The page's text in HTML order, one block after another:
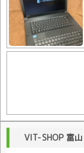
VIT-SHOP 富